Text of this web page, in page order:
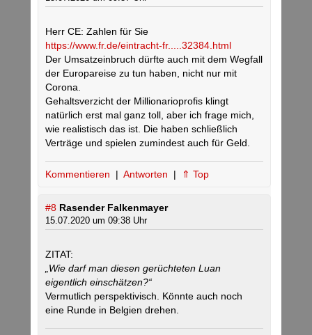
Herr CE: Zahlen für Sie
https://www.fr.de/eintracht-fr.....32384.html
Der Umsatzeinbruch dürfte auch mit dem Wegfall
der Europareise zu tun haben, nicht nur mit
Corona.
Gehaltsverzicht der Millionarioprofis klingt
natürlich erst mal ganz toll, aber ich frage mich,
wie realistisch das ist. Die haben schließlich
Verträge und spielen zumindest auch für Geld.
Kommentieren | Antworten | ⇑ Top
#8 Rasender Falkenmayer
15.07.2020 um 09:38 Uhr
ZITAT:
„Wie darf man diesen gerüchteten Luan
eigentlich einschätzen?“
Vermutlich perspektivisch. Könnte auch noch
eine Runde in Belgien drehen.